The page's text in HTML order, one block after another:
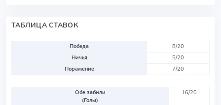
ТАБЛИЦА СТАВОК
Победа
8/20
Ничья
5/20
Поражение
7/20
Обе забили
(Голы)
16/20